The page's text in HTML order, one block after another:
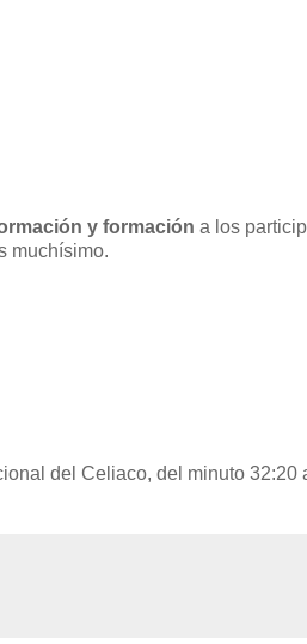
y formación a los
muchísimo.
del Celiaco, del minuto 32:20